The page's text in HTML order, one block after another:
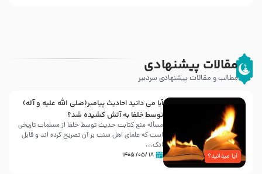
مقالات پیشنهادی
مطالب و مقالات پیشنهادی سردبیر
آیا میدانید؟
آیا می دانید احادیث پیامبر(صلی الله علیه و آله)
توسط خلفا به آتش کشیده شد؟
مسأله منع کتابت حدیث توسط خلفا از مسلمات تاریخی
است که علمای اهل سنت بر آن تصریح کرده اند و قابل
انک...
۱۸ /۰۵/ ۱۴۰۵